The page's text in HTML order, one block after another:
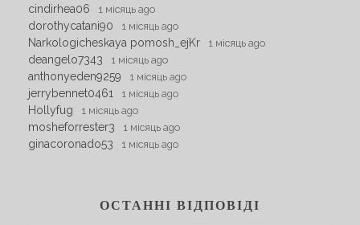
cindirhea06 1 місяць ago
dorothycatani90 1 місяць ago
Narkologicheskaya pomosh_ejKr 1 місяць ago
deangelo7343 1 місяць ago
anthonyeden9259 1 місяць ago
jerrybennet0461 1 місяць ago
Hollyfug 1 місяць ago
mosheforrester3 1 місяць ago
ginacoronado53 1 місяць ago
ОСТАННІ ВІДПОВІДІ